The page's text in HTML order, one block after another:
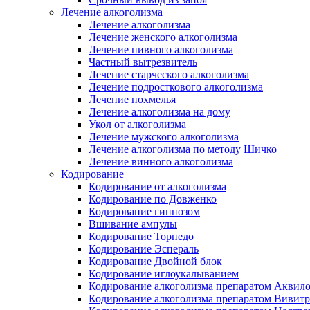
Лечение алкоголизма
Лечение алкоголизма
Лечение женского алкоголизма
Лечение пивного алкоголизма
Частный вытрезвитель
Лечение старческого алкоголизма
Лечение подросткового алкоголизма
Лечение похмелья
Лечение алкоголизма на дому
Укол от алкоголизма
Лечение мужского алкоголизма
Лечение алкоголизма по методу Шичко
Лечение винного алкоголизма
Кодирование
Кодирование от алкоголизма
Кодирование по Довженко
Кодирование гипнозом
Вшивание ампулы
Кодирование Торпедо
Кодирование Эспераль
Кодирование Двойной блок
Кодирование иглоукалыванием
Кодирование алкоголизма препаратом
Кодирование алкоголизма препаратом